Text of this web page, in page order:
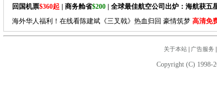
回国机票$360起 | 商务舱省$200 | 全球最佳航空公司出炉：海航获五
海外华人福利！在线看陈建斌《三叉戟》热血归回 豪情筑梦 高清免
关于本站| 广告服务
Copyright (C) 1998-